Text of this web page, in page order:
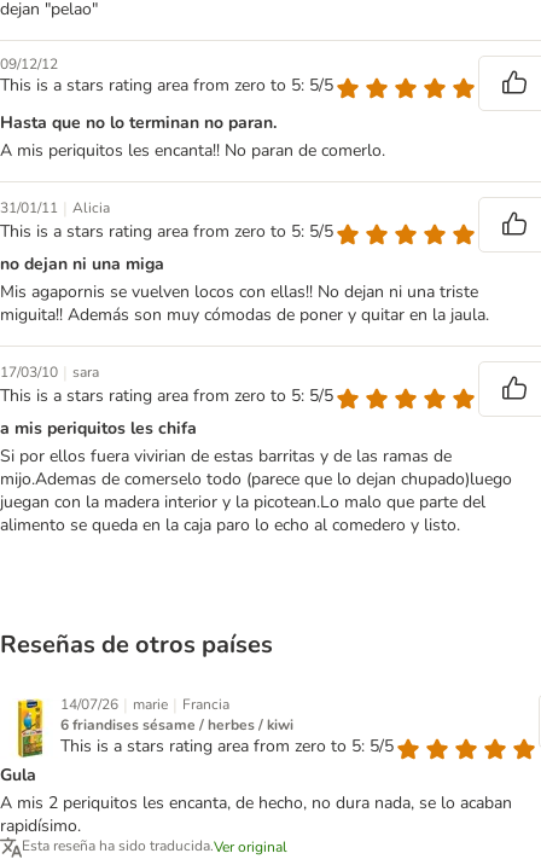
dejan "pelao"
09/12/12
This is a stars rating area from zero to 5: 5/5
Hasta que no lo terminan no paran.
A mis periquitos les encanta!! No paran de comerlo.
31/01/11 | Alicia
This is a stars rating area from zero to 5: 5/5
no dejan ni una miga
Mis agapornis se vuelven locos con ellas!! No dejan ni una triste
miguita!! Además son muy cómodas de poner y quitar en la jaula.
17/03/10 | sara
This is a stars rating area from zero to 5: 5/5
a mis periquitos les chifa
Si por ellos fuera vivirian de estas barritas y de las ramas de
mijo.Ademas de comerselo todo (parece que lo dejan chupado)luego
juegan con la madera interior y la picotean.Lo malo que parte del
alimento se queda en la caja paro lo echo al comedero y listo.
Reseñas de otros países
14/07/26 | marie | Francia
6 friandises sésame / herbes / kiwi
This is a stars rating area from zero to 5: 5/5
Gula
A mis 2 periquitos les encanta, de hecho, no dura nada, se lo acaban
rapidísimo.
Esta reseña ha sido traducida.Ver original